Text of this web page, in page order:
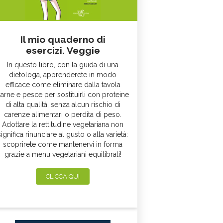
Il mio quaderno di
esercizi. Veggie
In questo libro, con la guida di una
dietologa, apprenderete in modo
efficace come eliminare dalla tavola
e pesce per sostituirli con proteine
di alta qualità, senza alcun rischio di
carenze alimentari o perdita di peso.
Adottare la rettitudine vegetariana non
rinunciare al gusto o alla varietà:
scoprirete come mantenervi in forma
grazie a menu vegetariani equilibrati!
CLICCA QUI